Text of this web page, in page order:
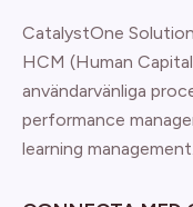
CatalystOne
HCM (Human
användarvänliga
performance
learning management.